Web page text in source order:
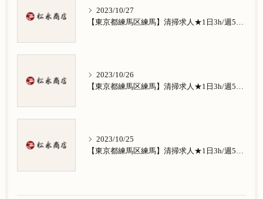
2023/10/27
【東京都練馬区練馬】清掃求人★1日3h/週5日/祝日お休み★谷原在住の方歓迎
2023/10/26
【東京都練馬区練馬】清掃求人★1日3h/週5日/祝日お休み★南田中在住の方歓迎
2023/10/25
【東京都練馬区練馬】清掃求人★1日3h/週5日/祝日お休み★南大泉在住の方歓迎